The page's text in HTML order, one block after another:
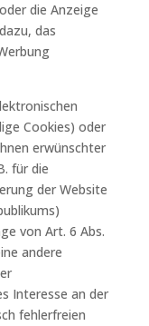
die Anzeige
das
Cookies) oder
erwünschter
für die
der Website
von Art. 6 Abs.
andere
Interesse an der
fehlerfreien